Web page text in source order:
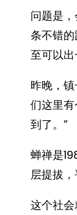
问题是
条不错
至可以
昨晚，
们这里
到了。”
蝉禅是
层提拔
这个社